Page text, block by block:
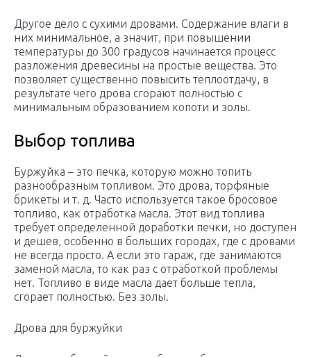
Другое дело с сухими дровами. Содержание влаги в
них минимальное, а значит, при повышении
температуры до 300 градусов начинается процесс
разложения древесины на простые вещества. Это
позволяет существенно повысить теплоотдачу, в
результате чего дрова сгорают полностью с
минимальным образованием копоти и золы.
Выбор топлива
Буржуйка – это печка, которую можно топить
разнообразным топливом. Это дрова, торфяные
брикеты и т. д. Часто используется такое бросовое
топливо, как отработка масла. Этот вид топлива
требует определенной доработки печки, но доступен
и дешев, особенно в больших городах, где с дровами
не всегда просто. А если это гараж, где занимаются
заменой масла, то как раз с отработкой проблемы
нет. Топливо в виде масла дает больше тепла,
сгорает полностью. Без золы.
Дрова для буржуйки